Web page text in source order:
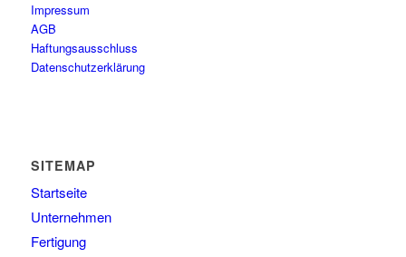
Impressum
AGB
Haftungsausschluss
Datenschutzerklärung
SITEMAP
Startseite
Unternehmen
Fertigung